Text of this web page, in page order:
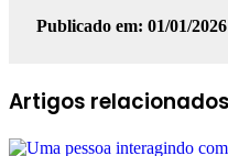
Publicado em: 01/01/2026
Facebook
Linkedin
WhatsApp
Telegram
Artigos relacionados